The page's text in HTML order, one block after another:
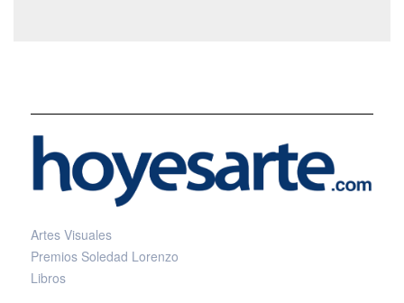
Artes Visuales
Premios Soledad Lorenzo
Libros